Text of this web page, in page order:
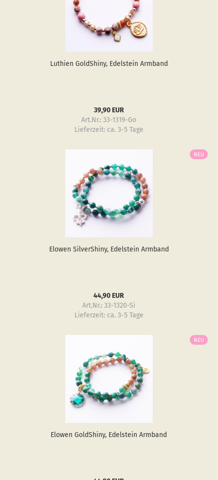
Luthien GoldS­hiny, Edel­stein Arm­band
39,90 EUR
Art.Nr.: 33-1319-Go
Lieferzeit: ca. 3-5 Tage
NEU
Elo­wen Sil­verS­hiny, Edel­stein Arm­band
44,90 EUR
Art.Nr.: 33-1320-Si
Lieferzeit: ca. 3-5 Tage
NEU
Elo­wen GoldS­hiny, Edel­stein Arm­band